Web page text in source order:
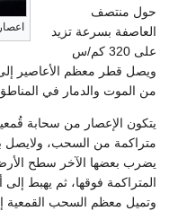
حول منتصف
العاصفة بسرعة تزيد
على 320 كم/س
ويصل قطر معظم الأعاصير
من الموت والدمار في
يتكون الإعصار من سحابة
متراكمة من السحب، ولايصل
يضرب بعضها الآخر سطح
المتراكمة فوقها، ثم يهبط
وتميل معظم السحب القمعية